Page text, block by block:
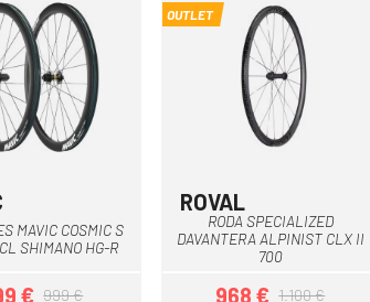
MAVIC COSMIC S
SHIMANO HG-R
€ 999 €
OUTLET
ROVAL
RODA SPECIALIZED
DAVANTERA ALPINIST CLX II
700
968 € 1.100 €